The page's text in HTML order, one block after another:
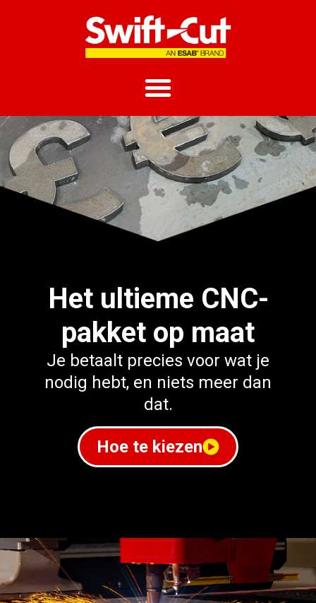
Het ultieme CNC-
pakket op maat
Je betaalt precies voor wat je
nodig hebt, en niets meer dan
dat.
Hoe te kiezen